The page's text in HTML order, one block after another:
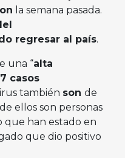
la semana pasada.
regresar al país.
una “alta
casos
también son de
ellos son personas
que han estado en
que dio positivo